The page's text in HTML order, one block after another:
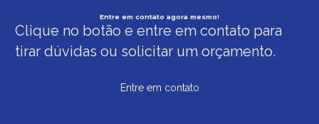
Entre em contato agora mesmo!
Clique no botão e entre em contato para
tirar dúvidas ou solicitar um orçamento.
Entre em contato